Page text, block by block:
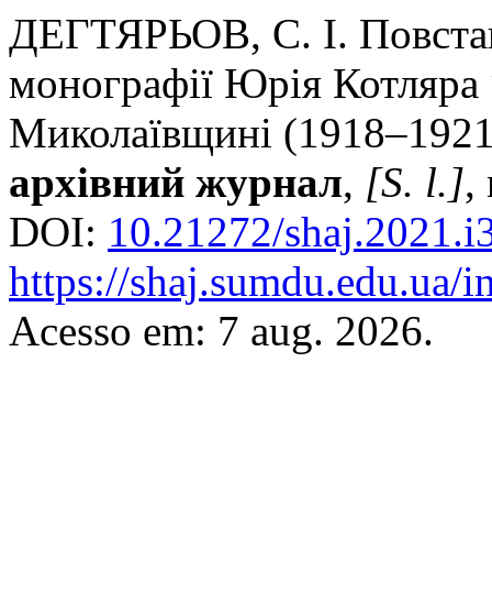
ДЕГТЯРЬОВ, С. І.
монографії Юрія Котляра
Миколаївщині
архівний журнал, [S. l.],
DOI: 10.21272/
https://
Acesso em: 7 aug. 2026.